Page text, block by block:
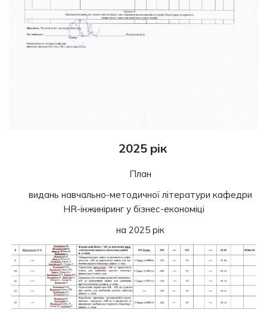
2025 рік
План
видань навчально-методичної літератури кафедри
HR-інжиніринг у бізнес-економіці
на 2025 рік